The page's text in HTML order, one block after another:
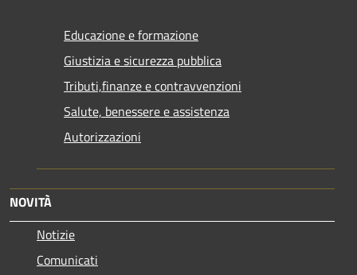
Educazione e formazione
Giustizia e sicurezza pubblica
Tributi,finanze e contravvenzioni
Salute, benessere e assistenza
Autorizzazioni
NOVITÀ
Notizie
Comunicati